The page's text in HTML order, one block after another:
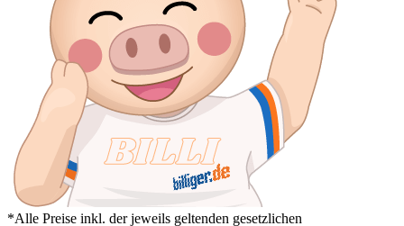
*Alle Preise inkl. der jeweils geltenden gesetzlichen